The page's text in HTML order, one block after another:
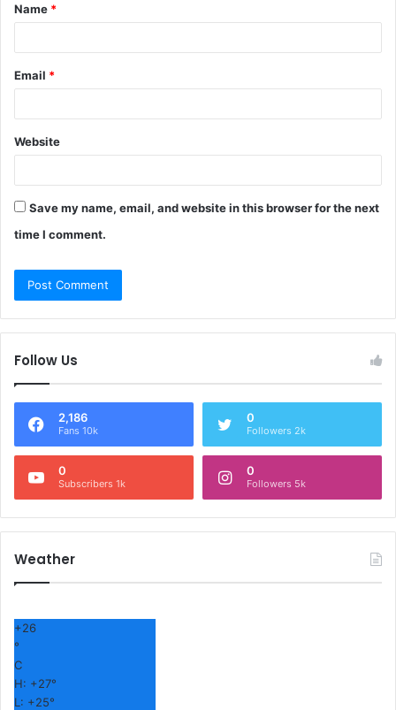
*
Name *
Email *
Website
Save my name, email, and website in this browser for the next
time I comment.
Follow Us
2,186
Fans 10k
0
Followers 2k
0
Subscribers 1k
0
Followers 5k
Weather
+26
°
C
H: +27°
L: +25°